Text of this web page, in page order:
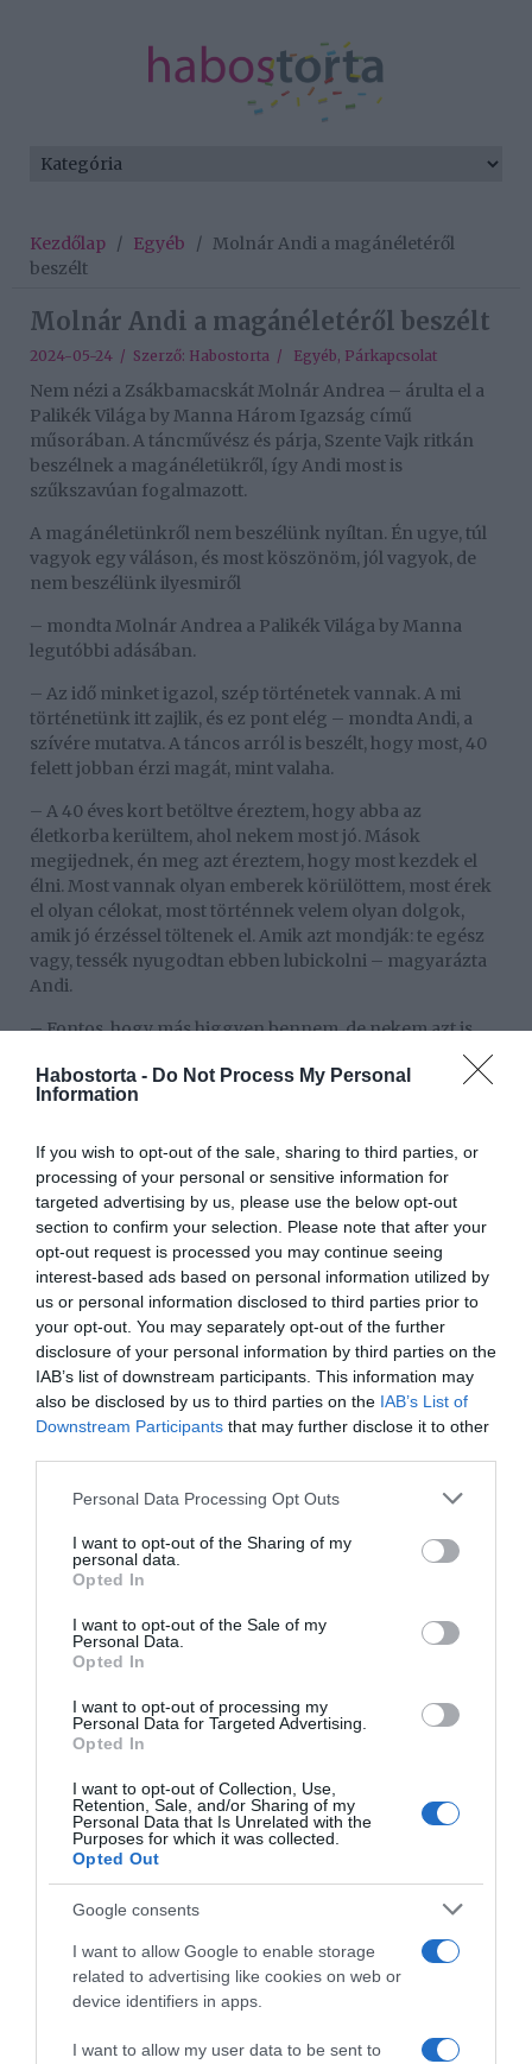
Habostorta - Do Not Process My Personal
Information
If you wish to opt-out of the sale, sharing to third parties, or
processing of your personal or sensitive information for
targeted advertising by us, please use the below opt-out
section to confirm your selection. Please note that after your
opt-out request is processed you may continue seeing
interest-based ads based on personal information utilized by
us or personal information disclosed to third parties prior to
your opt-out. You may separately opt-out of the further
disclosure of your personal information by third parties on the
IAB’s list of downstream participants. This information may
also be disclosed by us to third parties on the IAB’s List of
Downstream Participants that may further disclose it to other
Please note that this website/app uses one or more Google
not limited to your visit or usage behaviour. You may click to
grant or deny consent to Google and its third-party tags to
use your data for below specified purposes in below Google
consent section.
Personal Data Processing Opt Outs
I want to opt-out of the Sharing of my
personal data.
Opted In
I want to opt-out of the Sale of my
Personal Data.
Opted In
I want to opt-out of processing my
Personal Data for Targeted Advertising.
Opted In
I want to opt-out of Collection, Use,
Retention, Sale, and/or Sharing of my
Personal Data that Is Unrelated with the
Purposes for which it was collected.
Opted Out
Google consents
I want to allow Google to enable storage
related to advertising like cookies on web or
device identifiers in apps.
I want to allow my user data to be sent to
Kezdőlap / Egyéb / Molnár Andi a magánéletéről
beszélt
Molnár Andi a magánéletéről beszélt
2024-05-24 / Szerző: Habostorta / Egyéb, Párkapcsolat
Nem nézi a Zsákbamacskát Molnár Andrea – árulta el a
Palikék Világa by Manna Három Igazság című
műsorában. A táncművész és párja, Szente Vajk ritkán
beszélnek a magánéletükről, így Andi most is
szűkszavúan fogalmazott.
A magánéletünkről nem beszélünk nyíltan. Én ugye, túl
vagyok egy váláson, és most köszönöm, jól vagyok, de
nem beszélünk ilyesmiről
– mondta Molnár Andrea a Palikék Világa by Manna
legutóbbi adásában.
– Az idő minket igazol, szép történetek vannak. A mi
történetünk itt zajlik, és ez pont elég – mondta Andi, a
szívére mutatva. A táncos arról is beszélt, hogy most, 40
felett jobban érzi magát, mint valaha.
– A 40 éves kort betöltve éreztem, hogy abba az
életkorba kerültem, ahol nekem most jó. Mások
megijednek, én meg azt éreztem, hogy most kezdek el
élni. Most vannak olyan emberek körülöttem, most érek
el olyan célokat, most történnek velem olyan dolgok,
amik jó érzéssel töltenek el. Amik azt mondják: te egész
vagy, tessék nyugodtan ebben lubickolni – magyarázta
Andi.
– Fontos, hogy más higgyen bennem, de nekem azt is
Ebben nagyon nagy munkám volt… Nagyon sokszor
próbálták elvenni a hitemet, hogy mégsem érsz annyit,
jönnek ilyenek a munkahelyen, rivalizálós szituációkban,
de akár párkapcsolatban is... Jól megtépett az élet, mire
most azt merem mondani, hogy végre jó, köszönöm –
mondta Andrea.
Facebook Twitter Pinterest
Címkék: szerelem,magánélet,Szente Vajk,Molnár
Andrea, szűkszavúság
Korábbi bejegyzések Következő bejegyzés
2026-08-08.